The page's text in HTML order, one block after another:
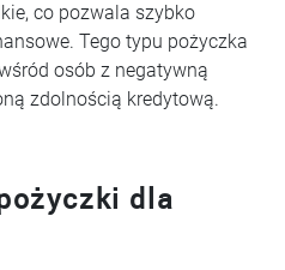
co pozwala szybko
Tego typu pożyczka
osób z negatywną
zdolnością kredytową.
dla